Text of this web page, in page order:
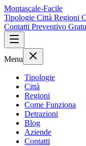
Montascale-Facile
Tipologie Città Regioni
Contatti Preventivo
Menu
Tipologie
Città
Regioni
Come Funziona
Detrazioni
Blog
Aziende
Contatti